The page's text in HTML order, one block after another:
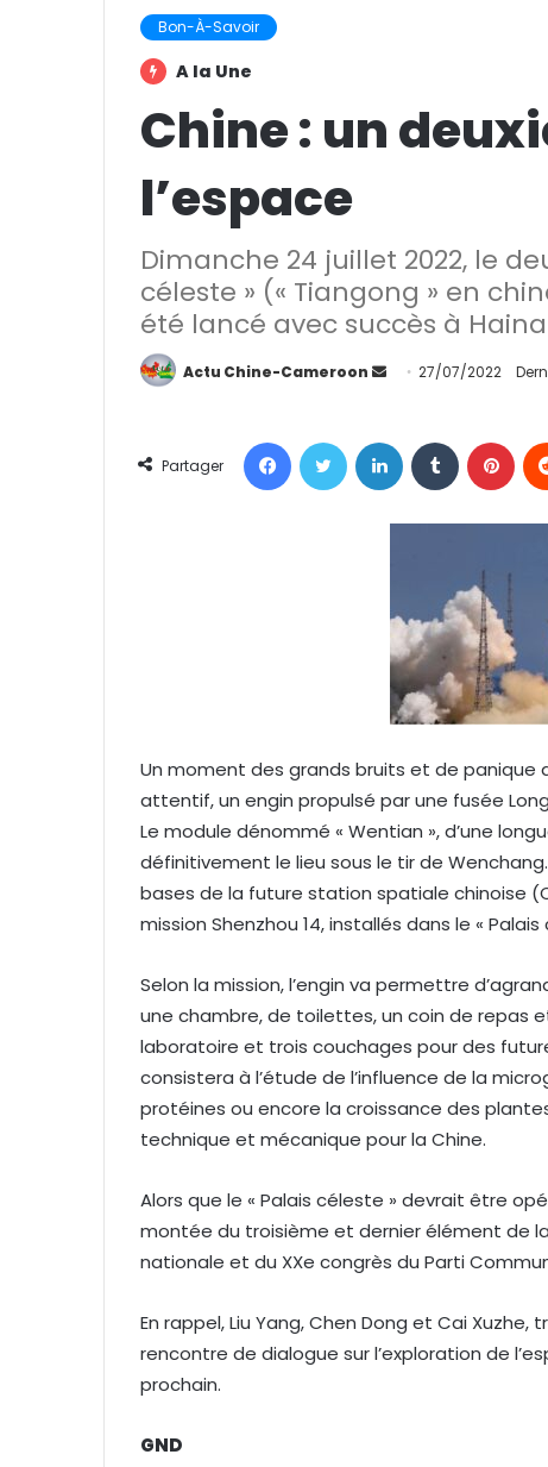
Bon-À-Savoir
A la Une
Chine : un
l’espace
Dimanche 24 juillet 2022, le
céleste » (« Tiangong » en
été lancé avec succès à
Actu Chine-Cameroon
y
o
u
i
e
l
27/07/2022
Partager
Un moment des grands bruits et de panique
attentif, un engin propulsé par une fusée
Le module dénommé « Wentian », d’une
définitivement le lieu sous le tir de
bases de la future station spatiale chinoise
mission Shenzhou 14, installés dans le « Palais
Selon la mission, l’engin va permettre
une chambre, de toilettes, un coin de repas
laboratoire et trois couchages pour des
consistera à l’étude de l’influence de la
protéines ou encore la croissance des
technique et mécanique pour la Chine.
Alors que le « Palais céleste » devrait être
montée du troisième et dernier élément de
nationale et du XXe congrès du Parti
En rappel, Liu Yang, Chen Dong et Cai
rencontre de dialogue sur l’exploration de
prochain.
GND